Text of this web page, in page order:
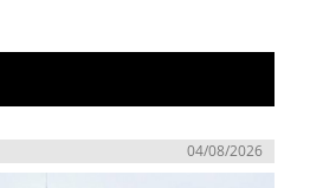
04/08/2026